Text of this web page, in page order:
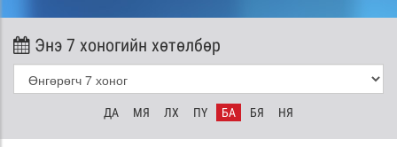
Энэ 7 хоногийн хөтөлбөр
ДА МЯ ЛХ ПҮ БА БЯ НЯ